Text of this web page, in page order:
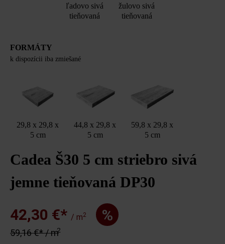
ľadovo sivá
tieňovaná
žulovo sivá
tieňovaná
FORMÁTY
k dispozícii iba zmiešané
29,8 x 29,8 x
5 cm
44,8 x 29,8 x
5 cm
59,8 x 29,8 x
5 cm
Cadea Š30 5 cm striebro sivá
jemne tieňovaná DP30
42,30 €* / m2 %
59,16 €* / m2